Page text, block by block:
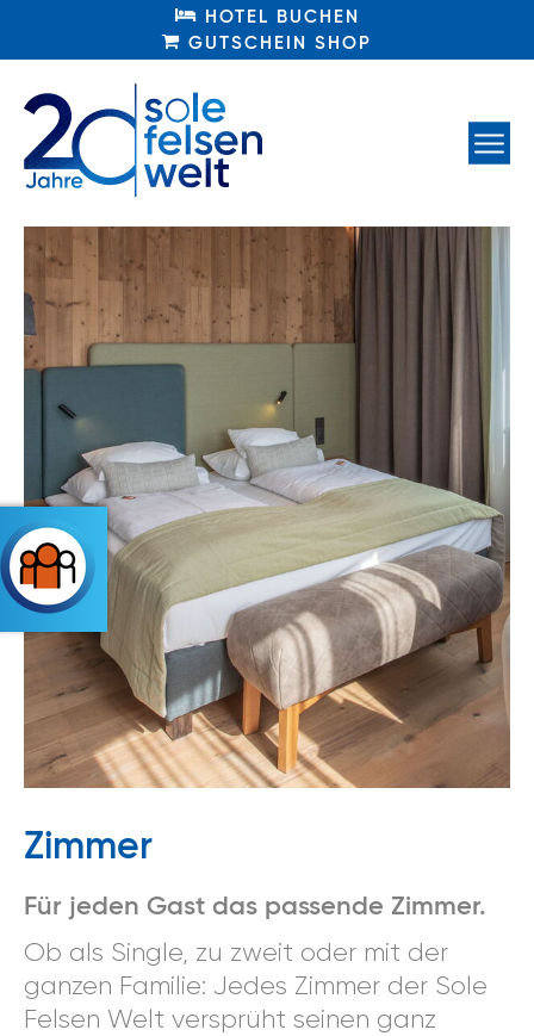
HOTEL BUCHEN
GUTSCHEIN SHOP
Zimmer
Für jeden Gast das passende Zimmer.
Ob als Single, zu zweit oder mit der
ganzen Familie: Jedes Zimmer der Sole
Felsen Welt versprüht seinen ganz
HOTEL BUCHEN
GUTSCHEIN SHOP